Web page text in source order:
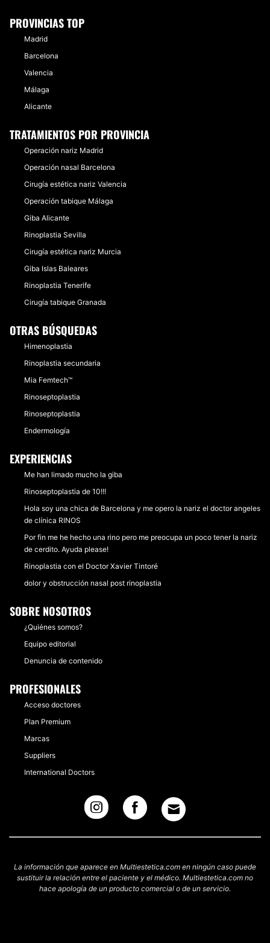
PROVINCIAS TOP
Madrid
Barcelona
Valencia
Málaga
Alicante
TRATAMIENTOS POR PROVINCIA
Operación nariz Madrid
Operación nasal Barcelona
Cirugía estética nariz Valencia
Operación tabique Málaga
Giba Alicante
Rinoplastia Sevilla
Cirugía estética nariz Murcia
Giba Islas Baleares
Rinoplastia Tenerife
Cirugía tabique Granada
OTRAS BÚSQUEDAS
Himenoplastia
Rinoplastia secundaria
Mia Femtech™
Rinoseptoplastia
Rinoseptoplastia
Endermología
EXPERIENCIAS
Me han limado mucho la giba
Rinoseptoplastia de 10!!!
Hola soy una chica de Barcelona y me opero la nariz el doctor angeles
de clínica RINOS
Por fin me he hecho una rino pero me preocupa un poco tener la nariz
de cerdito. Ayuda please!
Rinoplastia con el Doctor Xavier Tintoré
dolor y obstrucción nasal post rinoplastia
SOBRE NOSOTROS
¿Quiénes somos?
Equipo editorial
Denuncia de contenido
PROFESIONALES
Acceso doctores
Plan Premium
Marcas
Suppliers
International Doctors
La información que aparece en Multiestetica.com en ningún caso puede
sustituir la relación entre el paciente y el médico. Multiestetica.com no
hace apología de un producto comercial o de un servicio.